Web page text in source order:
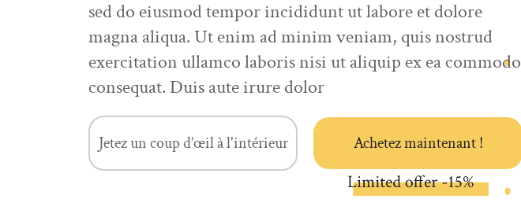
sed do eiusmod tempor incididunt ut labore et dolore
magna aliqua. Ut enim ad minim veniam, quis nostrud
exercitation ullamco laboris nisi ut aliquip ex ea commodo
consequat. Duis aute irure dolor
Jetez un coup d’œil à l'intérieur Achetez maintenant !